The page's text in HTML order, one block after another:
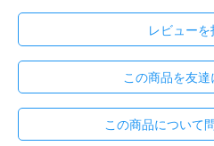
レビューを
この商品を友達
この商品について